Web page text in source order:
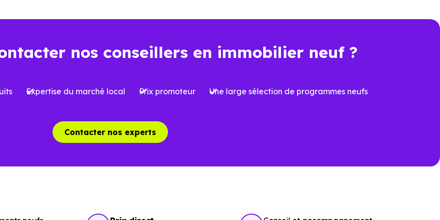
aujourd’hui… et demain
et anticipant les évolutions futures, constitue un véritable avantage.
bénéficier d’un meilleur confort au quotidien, mais aussi de sécuriser la valeur du bien
où l’attractivité peut varier selon les secteurs, cette dimension devient un
nos conseillers en immobilier neuf ?
Expertise du marché local Prix promoteur Une large sélection de programmes neufs
Contacter nos experts